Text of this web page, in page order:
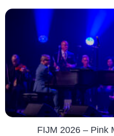
FIJM 2026 – Pink